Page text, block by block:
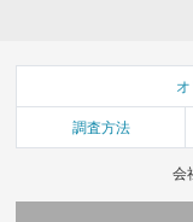
調査方法
会